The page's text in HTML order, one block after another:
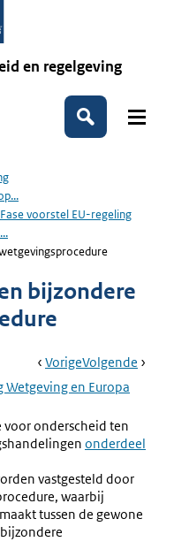
en regelgeving
Zoeken
voorstel EU-regeling
bijzondere
Book
Navigation
Ga
Naar
VorigePagina:
3.3.1
Procedure
Bij
Ga
Naar
Volgende Pagina:
en Europa
onderscheid ten
onderdeel
vastgesteld door
waarbij
tussen de gewone